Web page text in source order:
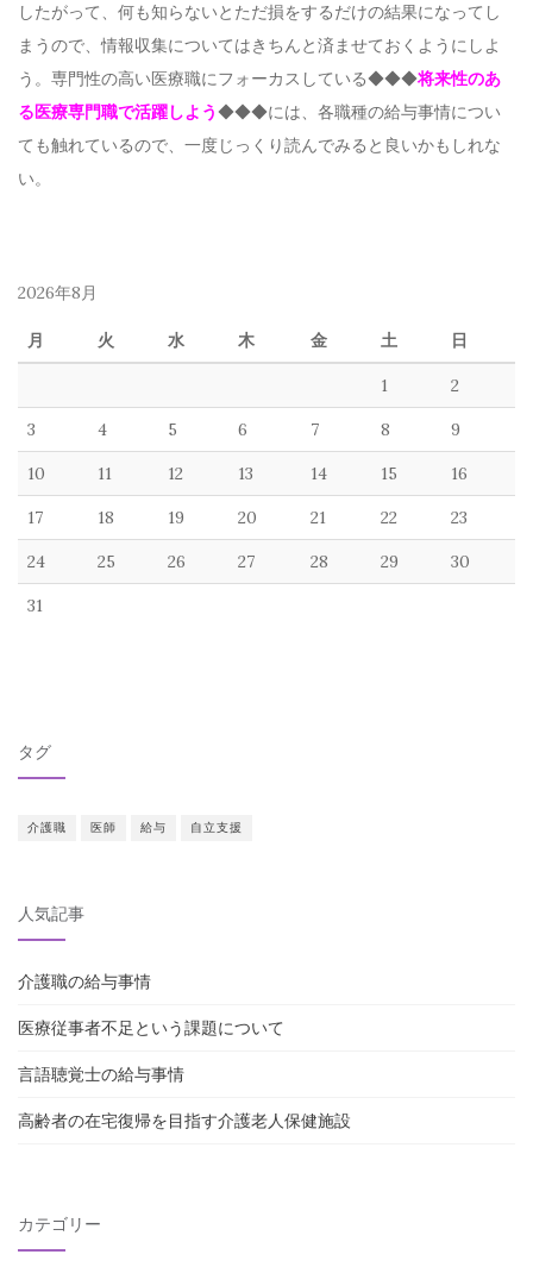
したがって、何も知らないとただ損をするだけの結果になってし
まうので、情報収集についてはきちんと済ませておくようにしよ
う。専門性の高い医療職にフォーカスしている◆◆◆将来性のあ
る医療専門職で活躍しよう◆◆◆には、各職種の給与事情につい
ても触れているので、一度じっくり読んでみると良いかもしれな
い。
2026年8月
月 火 水 木 金 土 日
1 2
3 4 5 6 7 8 9
10 11 12 13 14 15 16
17 18 19 20 21 22 23
24 25 26 27 28 29 30
31
タグ
介護職 医師 給与 自立支援
人気記事
介護職の給与事情
医療従事者不足という課題について
言語聴覚士の給与事情
高齢者の在宅復帰を目指す介護老人保健施設
カテゴリー